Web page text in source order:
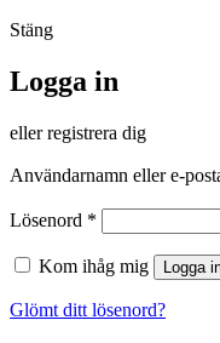
Stäng
Logga in
eller registrera dig
Användarnamn eller e-
Lösenord *
Kom ihåg mig Logga
Glömt ditt lösenord?